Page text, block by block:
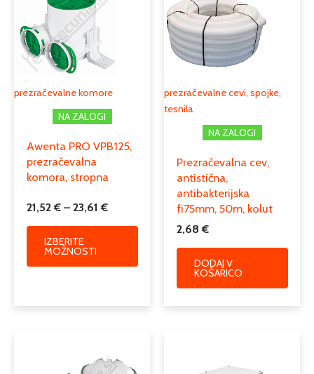
prezračevalne komore
NA ZALOGI
Awenta PRO VPB125,
prezračevalna
komora, stropna
21,52€ – 23,61€
IZBERITE
MOŽNOSTI
različic.
Možnosti
prezračevalne cevi, spojke,
tesnila
NA ZALOGI
Prezračevalna cev,
antistična,
antibakterijska
fi75mm, 50m, kolut
2,68€
DODAJ V
KOŠARICO